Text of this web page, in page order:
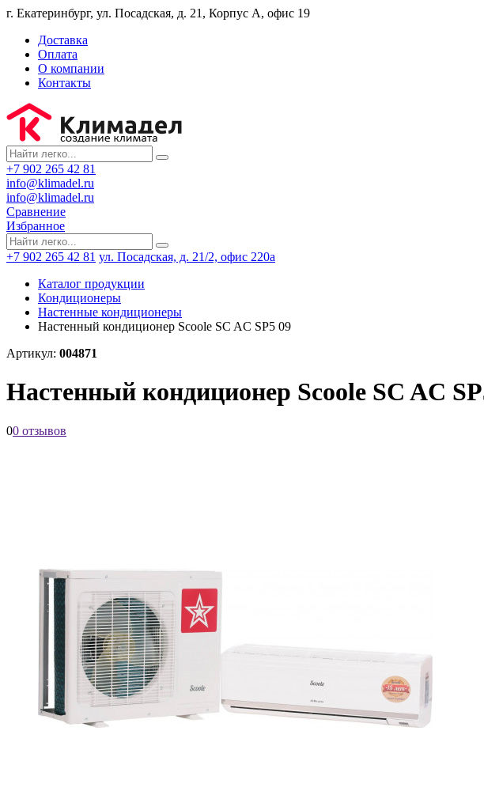
г. Екатеринбург, ул. Посадская, д. 21, Корпус А, офис 19
Доставка
Оплата
О компании
Контакты
+7 902 265 42 81
info@klimadel.ru
info@klimadel.ru
Сравнение
Избранное
+7 902 265 42 81 ул. Посадская, д. 21/2, офис 220а
Каталог продукции
Кондиционеры
Настенные кондиционеры
Настенный кондиционер Scoole SC AC SP5 09
Артикул: 004871
Настенный кондиционер Scoole SC AC
00 отзывов